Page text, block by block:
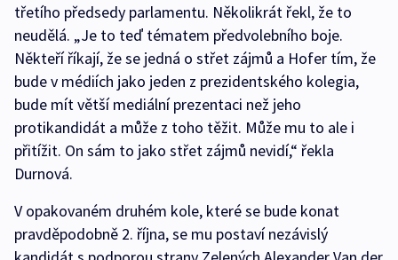
třetího předsedy parlamentu. Několikrát řekl, že to
neudělá. „Je to teď tématem předvolebního boje.
Někteří říkají, že se jedná o střet zájmů a Hofer tím, že
bude v médiích jako jeden z prezidentského kolegia,
bude mít větší mediální prezentaci než jeho
protikandidát a může z toho těžit. Může mu to ale i
přitížit. On sám to jako střet zájmů nevidí,“ řekla
Durnová.
V opakovaném druhém kole, které se bude konat
pravděpodobně 2. října, se mu postaví nezávislý